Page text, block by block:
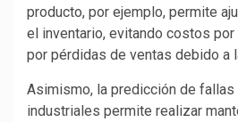
producto, por ejemplo, permite
el inventario, evitando costos
por pérdidas de ventas debido a
Asimismo, la predicción de fallas
industriales permite realizar